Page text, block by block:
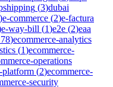
(3)dubai
)e-commerce (2)e-factura
e-way-bill (1)e2e (2)eaa
)ecommerce-analytics
(1)ecommerce-
operations
platform (2)ecommerce-
security